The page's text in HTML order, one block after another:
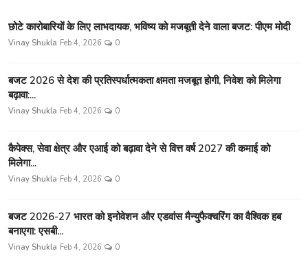
छोटे कारोबारियों के लिए लाभदायक, भविष्य को मजबूती देने वाला बजट: पीएम मोदी
Vinay Shukla Feb 4, 2026 0
बजट 2026 से देश की प्रतिस्पर्धात्मकता क्षमता मजबूत होगी, निवेश को मिलेगा
बढ़ावा:...
Vinay Shukla Feb 4, 2026 0
कैपेक्स, सेवा क्षेत्र और एआई को बढ़ावा देने से वित्त वर्ष 2027 की कमाई को
मिलेगा...
Vinay Shukla Feb 4, 2026 0
बजट 2026-27 भारत को इनोवेशन और एडवांस मैन्युफैक्चरिंग का वैश्विक हब
बनाएगा: एसबी...
Vinay Shukla Feb 4, 2026 0